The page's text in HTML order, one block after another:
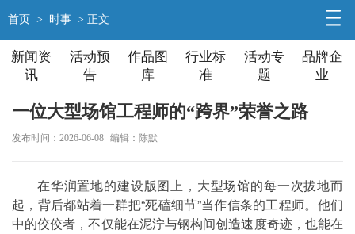
首页 > 时事 > 正文
新闻资
讯
活动预
告
作品图
库
行业标
准
活动专
题
品牌企
业
一位大型场馆工程师的“跨界”荣誉之路
发布时间：2026-06-08 编辑：陈默
在华润置地的建设版图上，大型场馆的每一次拔地而
起，背后都站着一群把“死磕细节”当作信条的工程师。他们
中的佼佼者，不仅能在泥泞与钢构间创造速度奇迹，也能在